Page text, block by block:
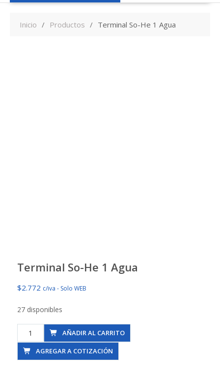
Inicio Productos Terminal So-He 1 Agua
Terminal So-He 1 Agua
$2.772 c/iva - Solo WEB
27 disponibles
Terminal
So-
He
AÑADIR AL CARRITO
AGREGAR A COTIZACIÓN